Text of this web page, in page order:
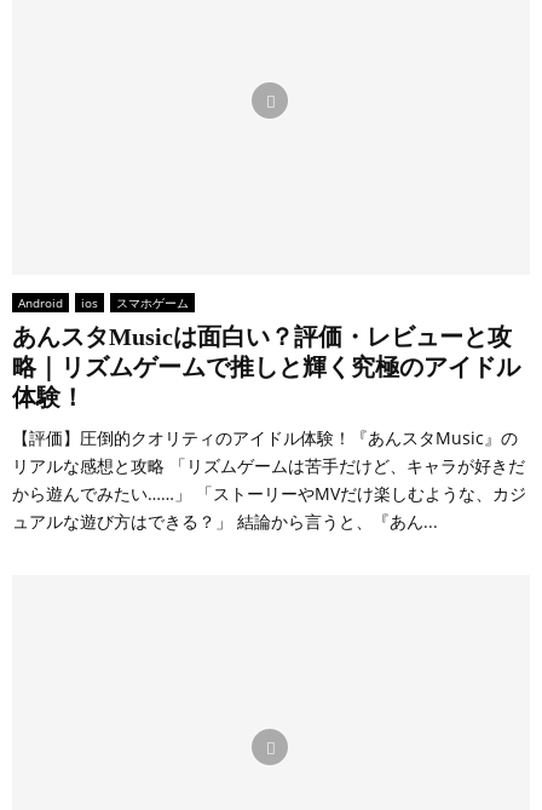
Android ios スマホゲーム
あんスタMusicは面白い？評価・レビューと攻
略｜リズムゲームで推しと輝く究極のアイドル
体験！
【評価】圧倒的クオリティのアイドル体験！『あんスタMusic』の
リアルな感想と攻略 「リズムゲームは苦手だけど、キャラが好きだ
から遊んでみたい……」 「ストーリーやMVだけ楽しむような、カジ
ュアルな遊び方はできる？」 結論から言うと、『あん...